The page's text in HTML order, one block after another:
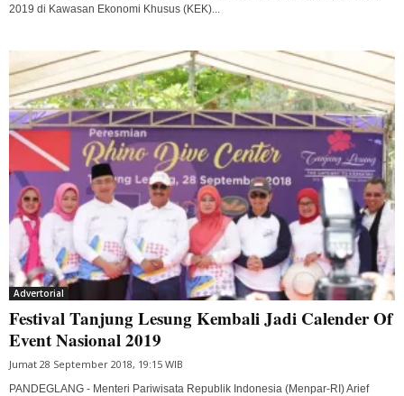
2019 di Kawasan Ekonomi Khusus (KEK)...
Advertorial
Festival Tanjung Lesung Kembali Jadi Calender Of
Event Nasional 2019
Jumat 28 September 2018, 19:15 WIB
PANDEGLANG - Menteri Pariwisata Republik Indonesia (Menpar-RI) Arief